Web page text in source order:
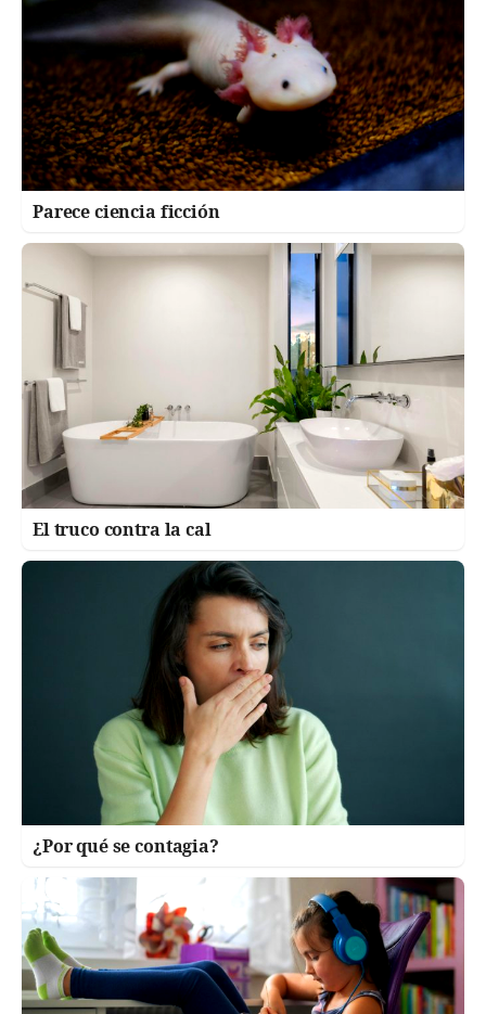
Parece ciencia ficción
El truco contra la cal
¿Por qué se contagia?